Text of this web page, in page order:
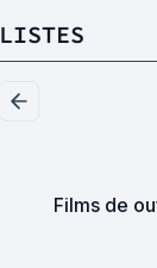
LISTES
Films de